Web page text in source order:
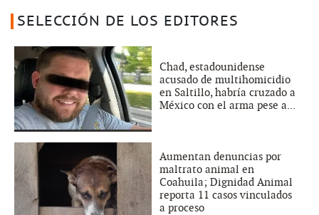
SELECCIÓN DE LOS EDITORES
Chad, estadounidense
acusado de multihomicidio
en Saltillo, habría cruzado a
México con el arma pese a...
Aumentan denuncias por
maltrato animal en
Coahuila; Dignidad Animal
reporta 11 casos vinculados
a proceso